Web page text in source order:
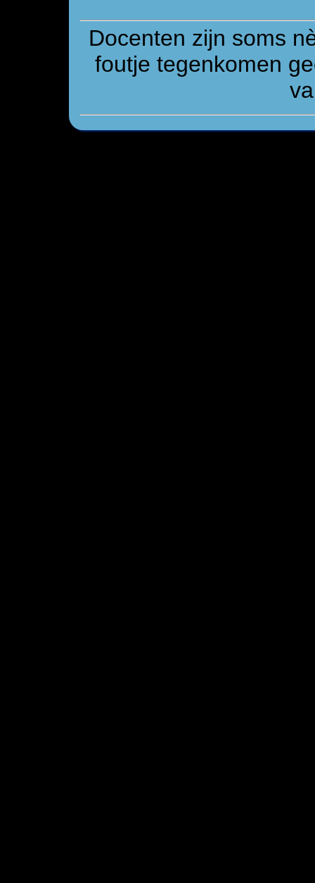
Docenten zijn soms
foutje tegenkomen